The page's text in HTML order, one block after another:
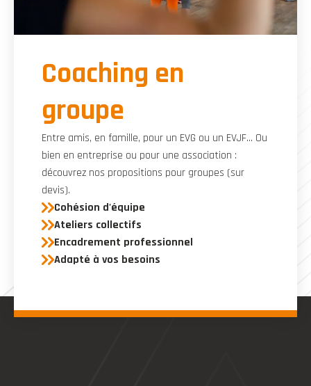
Coaching en
groupe
Entre amis, en famille, pour un EVG ou un EVJF... Ou
bien en entreprise ou pour une association :
découvrez nos propositions pour groupes (sur
devis).
Cohésion d'équipe
Ateliers collectifs
Encadrement professionnel
Adapté à vos besoins